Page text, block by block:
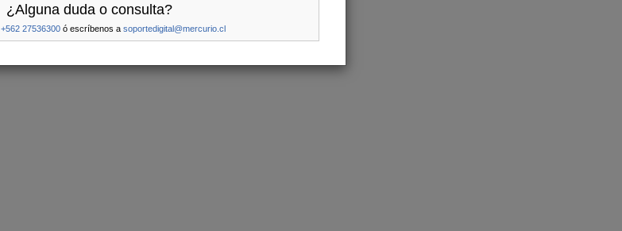
¿Alguna duda o consulta?
+562 27536300 ó escríbenos a soportedigital@mercurio.cl